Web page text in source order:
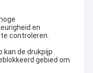
en
controleren.
kan de drukpijp
gebied om